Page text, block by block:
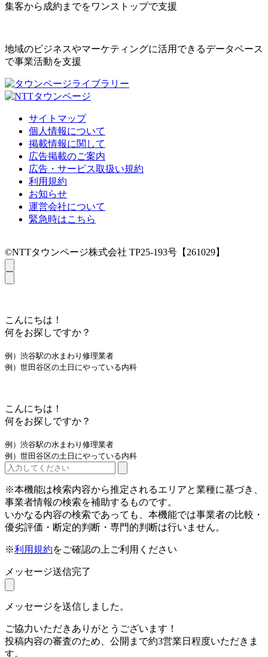
集客から成約までをワンストップで支援
地域のビジネスやマーケティングに活用できるデータベース
で事業活動を支援
サイトマップ
個人情報について
掲載情報に関して
広告掲載のご案内
広告・サービス取扱い規約
利用規約
お知らせ
運営会社について
緊急時はこちら
©NTTタウンページ株式会社 TP25-193号【261029】
こんにちは！
何をお探しですか？
例）渋谷駅の水まわり修理業者
例）世田谷区の土日にやっている内科
こんにちは！
何をお探しですか？
例）渋谷駅の水まわり修理業者
例）世田谷区の土日にやっている内科
※本機能は検索内容から推定されるエリアと業種に基づき、
事業者情報の検索を補助するものです。
いかなる内容の検索であっても、本機能では事業者の比較・
優劣評価・断定的判断・専門的判断は行いません。
※利用規約をご確認の上ご利用ください
メッセージ送信完了
メッセージを送信しました。
ご協力いただきありがとうございます！
投稿内容の審査のため、公開まで約3営業日程度いただきま
す。